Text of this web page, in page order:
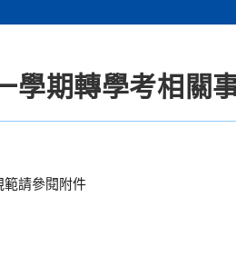
學期轉學考相關
請參閱附件